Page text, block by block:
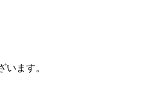
います。